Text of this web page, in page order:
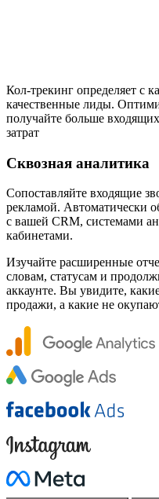
Кол-трекинг определяет с
качественные лиды.
получайте больше
затрат
Сквозная аналитика
Сопоставляйте входящие
рекламой. Автоматически
с вашей CRM, системами
кабинетами.
Изучайте расширенные
словам, статусам и
аккаунте. Вы увидите,
продажи, а какие не